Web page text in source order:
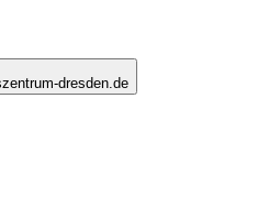
dresden.de